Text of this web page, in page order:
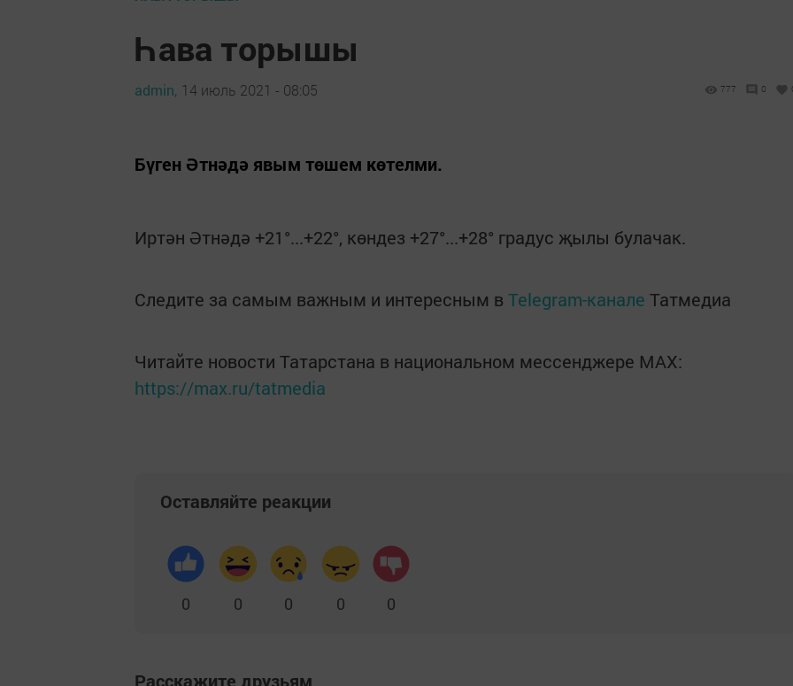
Һава торышы
admin, 14 июль 2021 - 08:05 777 0
Бүген Әтнәдә явым төшем көтелми.
Иртән Әтнәдә +21°...+22°, көндез +27°...+28° градус җылы булачак.
Следите за самым важным и интересным в Telegram-канале Татмедиа
Читайте новости Татарстана в национальном мессенджере MАХ:
https://max.ru/tatmedia
Оставляйте реакции
0 0 0 0 0
Расскажите друзьям